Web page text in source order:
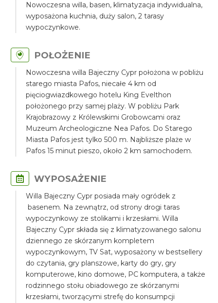
Nowoczesna willa, basen, klimatyzacja indywidualna,
wyposażona kuchnia, duży salon, 2 tarasy
wypoczynkowe.
POŁOŻENIE
Nowoczesna willa Bajeczny Cypr położona w pobliżu
starego miasta Pafos, niecałe 4 km od
pięciogwiazdkowego hotelu King Evelthon
położonego przy samej plaży. W pobliżu Park
Krajobrazowy z Królewskimi Grobowcami oraz
Muzeum Archeologiczne Nea Pafos. Do Starego
Miasta Pafos jest tylko 500 m. Najbliższe plaże w
Pafos 15 minut pieszo, około 2 km samochodem.
WYPOSAŻENIE
Willa Bajeczny Cypr posiada mały ogródek z
basenem. Na zewnątrz, od strony drogi taras
wypoczynkowy ze stolikami i krzesłami. Willa
Bajeczny Cypr składa się z klimatyzowanego salonu
dziennego ze skórzanym kompletem
wypoczynkowym, TV Sat, wyposażony w bestsellery
do czytania, gry planszowe, karty do gry, gry
komputerowe, kino domowe, PC komputera, a także
rodzinnego stołu obiadowego ze skórzanymi
krzesłami, tworzącymi strefę do konsumpcji